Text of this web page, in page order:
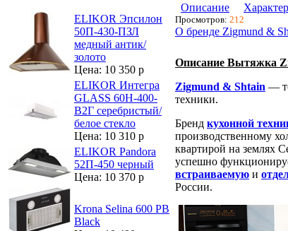
ELIKOR Эпсилон
50П-430-ПЗЛ
медный антик/
золото
Цена: 10 350 р
ELIKOR Интегра
GLASS 60Н-400-
В2Г серебристый/
белое стекло
Цена: 10 310 р
ELIKOR Pandora
52П-450 черный
Цена: 10 370 р
Krona Selina 600 PB
Black
Описание
Просмотров: 212
О бренде Zigmund &
Описание Вытяжка
Zigmund & Shtain —
техники.
Бренд кухонной
производственному
квартирой на землях
успешно
встраиваемую и
России.